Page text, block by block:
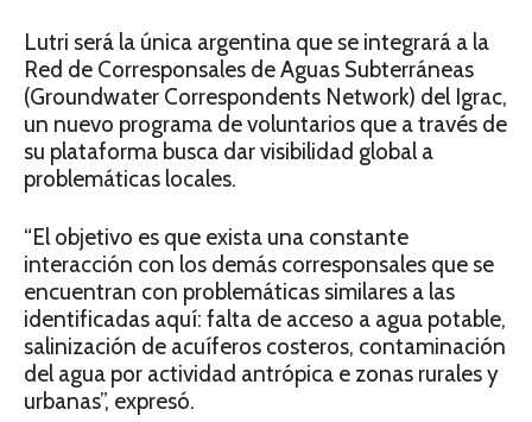
Lutri será la única argentina que se integrará a la
Red de Corresponsales de Aguas Subterráneas
(Groundwater Correspondents Network) del Igrac,
un nuevo programa de voluntarios que a través de
su plataforma busca dar visibilidad global a
problemáticas locales.
“El objetivo es que exista una constante
interacción con los demás corresponsales que se
encuentran con problemáticas similares a las
identificadas aquí: falta de acceso a agua potable,
salinización de acuíferos costeros, contaminación
del agua por actividad antrópica e zonas rurales y
urbanas”, expresó.